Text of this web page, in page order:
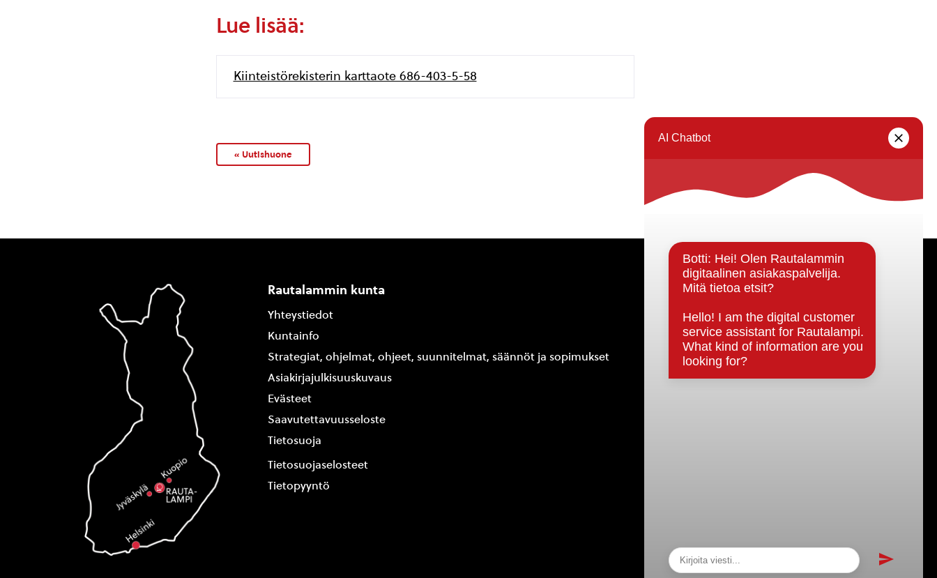
Lue lisää:
Kiinteistörekisterin karttaote 686-403-5-58
« Uutishuone
Rautalammin kunta
Yhteystiedot
Kuntainfo
Strategiat, ohjelmat, ohjeet, suunnitelmat, säännöt ja sopimukset
Asiakirjajulkisuuskuvaus
Evästeet
Saavutettavuusseloste
Tietosuoja
Tietosuojaselosteet
Tietopyyntö
Päätöksenteko ja lähidemokratia
Päätökset, esityslistat & pöytäkirjat
Hallinto
Kunnanhallitus
Kunnanvaltuusto